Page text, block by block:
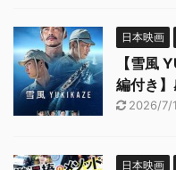
日本映画
【雪風
編付き
2026/7/
日本映画